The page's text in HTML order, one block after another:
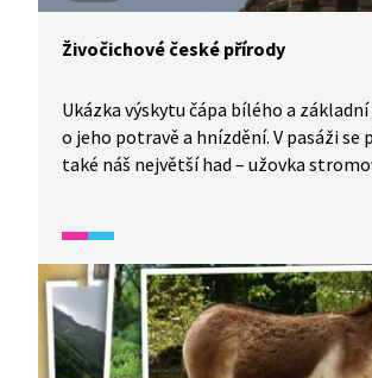
Živočichové české přírody
Ukázka výskytu čápa bílého a
o jeho potravě a hnízdění. V pasáži se
také náš největší had – užovka